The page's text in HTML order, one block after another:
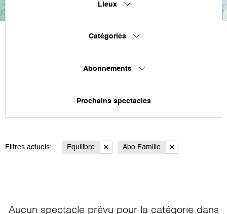
Lieux
Catégories
Abonnements
Prochains spectacles
Filtres actuels: Equilibre Abo Famille
Aucun spectacle prévu pour la catégorie dans